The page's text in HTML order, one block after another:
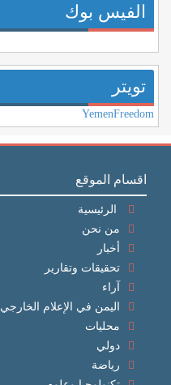
الفيس بوك
تويتر
YemenFreedom
اقسام الموقع
الرئيسية
من نحن
أخبار
تحقيقات وتقارير
آراء
اليمن في الإعلام الخارجي
محليات
دولي
رياضة